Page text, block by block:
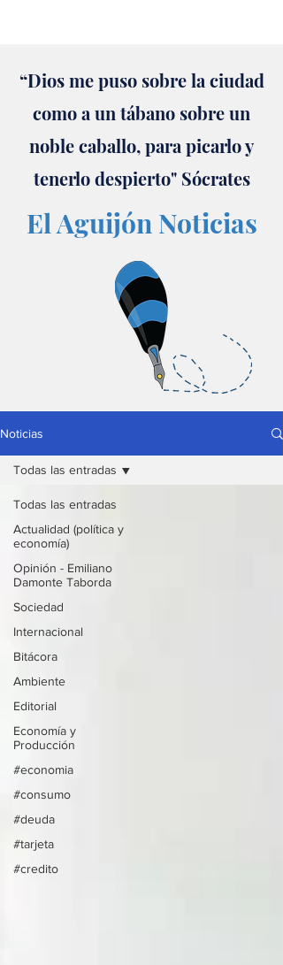
“Dios me puso sobre la ciudad
como a un tábano sobre un
noble caballo, para picarlo y
tenerlo despierto" Sócrates
El Aguijón Noticias
Noticias
Todas las entradas
Actualidad (política y
economía)
Opinión - Emiliano
Damonte Taborda
Sociedad
Internacional
Bitácora
Ambiente
Editorial
Economía y
Producción
#economia
#consumo
#deuda
#tarjeta
#credito
Todas las entradas